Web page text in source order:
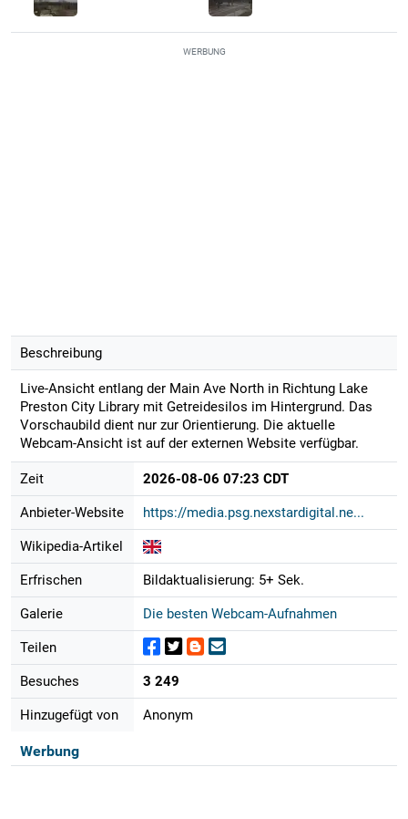
WERBUNG
Beschreibung
Live-Ansicht entlang der Main Ave North in Richtung Lake
Preston City Library mit Getreidesilos im Hintergrund. Das
Vorschaubild dient nur zur Orientierung. Die aktuelle
Webcam-Ansicht ist auf der externen Website verfügbar.
Zeit 2026-08-06 07:23 CDT
Anbieter-Website https://media.psg.nexstardigital.ne...
Wikipedia-Artikel
Erfrischen Bildaktualisierung: 5+ Sek.
Galerie Die besten Webcam-Aufnahmen
Teilen
Besuches 3 249
Hinzugefügt von Anonym
Werbung